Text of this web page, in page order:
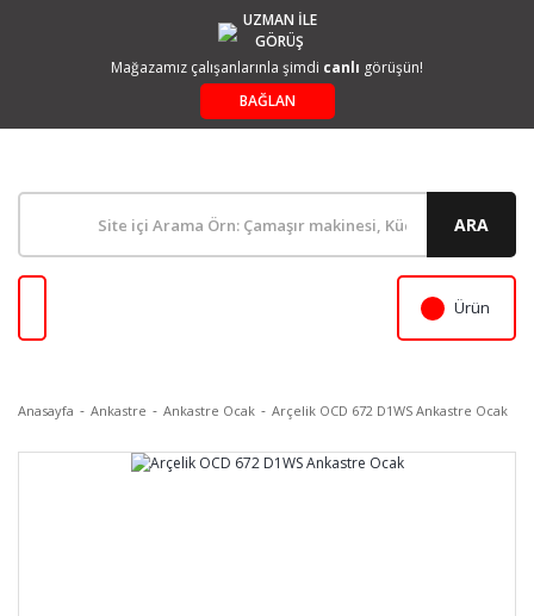
UZMAN İLE
GÖRÜŞ
Mağazamız çalışanlarınla şimdi canlı görüşün!
BAĞLAN
ARA
Ürün
Anasayfa Ankastre Ankastre Ocak Arçelik OCD 672 D1WS Ankastre Ocak